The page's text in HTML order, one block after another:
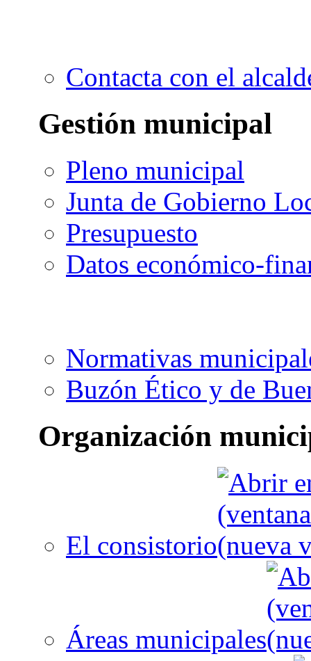
Contacta con el
Gestión municipal
Pleno municipal
Junta de Gobierno
Presupuesto
Datos económico-
Normativas
Buzón Ético y de
Organización
El consistorio
Áreas municipales